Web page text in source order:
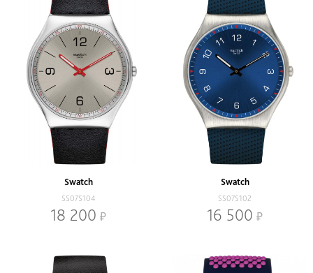
Swatch
SS07S104
18 200
Swatch
SS07S102
16 500